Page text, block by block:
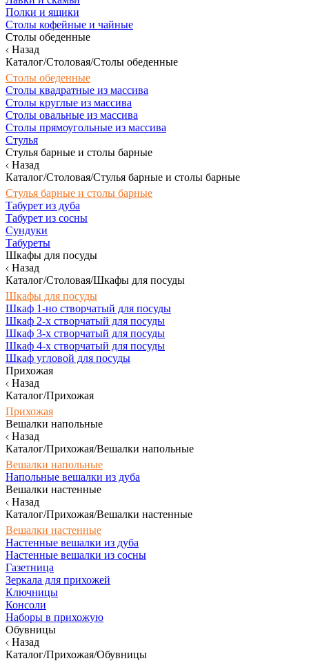
Полки и ящики
Столы кофейные и чайные
Столы обеденные
Назад
Каталог/Столовая/Столы обеденные
Столы обеденные
Столы квадратные из массива
Столы круглые из массива
Столы овальные из массива
Столы прямоугольные из массива
Стулья
Стулья барные и столы барные
Назад
Каталог/Столовая/Стулья барные и столы барные
Стулья барные и столы барные
Табурет из дуба
Табурет из сосны
Сундуки
Табуреты
Шкафы для посуды
Назад
Каталог/Столовая/Шкафы для посуды
Шкафы для посуды
Шкаф 1-но створчатый для посуды
Шкаф 2-х створчатый для посуды
Шкаф 3-х створчатый для посуды
Шкаф 4-х створчатый для посуды
Шкаф угловой для посуды
Прихожая
Назад
Каталог/Прихожая
Прихожая
Вешалки напольные
Назад
Каталог/Прихожая/Вешалки напольные
Вешалки напольные
Напольные вешалки из дуба
Вешалки настенные
Назад
Каталог/Прихожая/Вешалки настенные
Вешалки настенные
Настенные вешалки из дуба
Настенные вешалки из сосны
Газетница
Зеркала для прихожей
Ключницы
Консоли
Наборы в прихожую
Обувницы
Назад
Каталог/Прихожая/Обувницы